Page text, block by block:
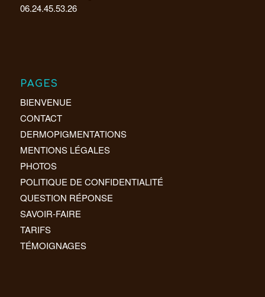
06.24.45.53.26
PAGES
BIENVENUE
CONTACT
DERMOPIGMENTATIONS
MENTIONS LÉGALES
PHOTOS
POLITIQUE DE CONFIDENTIALITÉ
QUESTION RÉPONSE
SAVOIR-FAIRE
TARIFS
TÉMOIGNAGES